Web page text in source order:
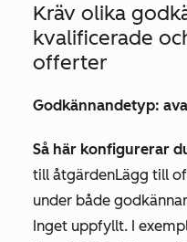
Kräv olika
kvalificerade
offerter
Godkännandetyp:
Så här konfigurerar
till åtgärdenLägg till
under både
Inget uppfyllt. I